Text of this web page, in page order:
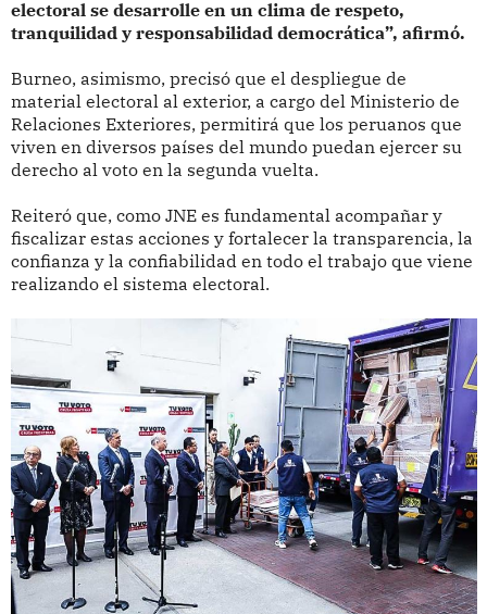
electoral se desarrolle en un clima de respeto,
tranquilidad y responsabilidad democrática”, afirmó.
Burneo, asimismo, precisó que el despliegue de
material electoral al exterior, a cargo del Ministerio de
Relaciones Exteriores, permitirá que los peruanos que
viven en diversos países del mundo puedan ejercer su
derecho al voto en la segunda vuelta.
Reiteró que, como JNE es fundamental acompañar y
fiscalizar estas acciones y fortalecer la transparencia, la
confianza y la confiabilidad en todo el trabajo que viene
realizando el sistema electoral.